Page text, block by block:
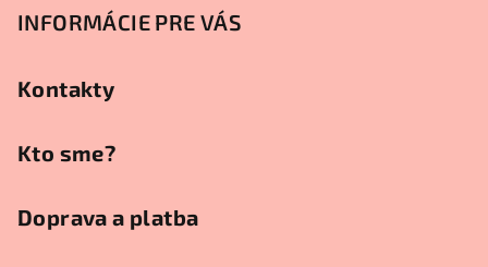
INFORMÁCIE PRE VÁS
Kontakty
Kto sme?
Doprava a platba